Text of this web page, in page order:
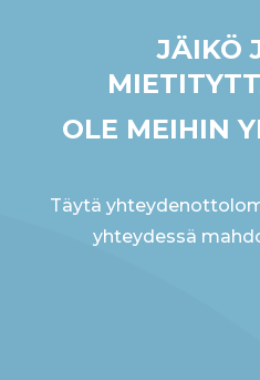
JÄIKÖ
OLE MEIHIN
Täytä
yhteydessä